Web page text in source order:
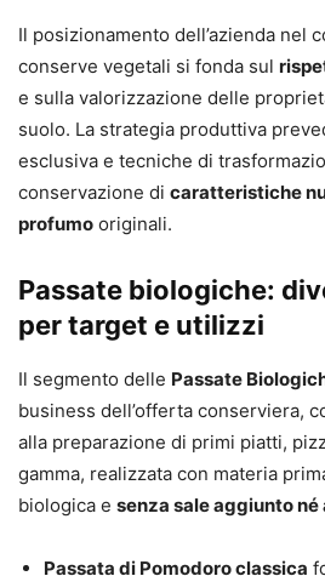
Il posizionamento dell’azienda nel
conserve vegetali si fonda sul
e sulla valorizzazione delle
suolo. La strategia produttiva
esclusiva e tecniche di
conservazione di caratteristiche
profumo originali.
Passate biologiche:
per target e utilizzi
Il segmento delle Passate
business dell’offerta conserviera,
alla preparazione di primi piatti,
gamma, realizzata con materia
biologica e senza sale aggiunto
Passata di Pomodoro classica